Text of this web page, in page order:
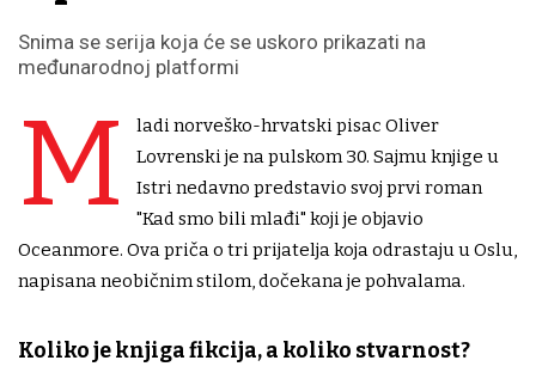
Snima se serija koja će se uskoro prikazati na
međunarodnoj platformi
M
ladi norveško-hrvatski pisac Oliver
Lovrenski je na pulskom 30. Sajmu knjige u
Istri nedavno predstavio svoj prvi roman
"Kad smo bili mlađi" koji je objavio
Oceanmore. Ova priča o tri prijatelja koja odrastaju u Oslu,
napisana neobičnim stilom, dočekana je pohvalama.
Koliko je knjiga fikcija, a koliko stvarnost?